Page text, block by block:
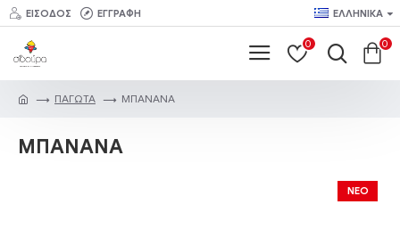
ΕΊΣΟΔΟΣ ΕΓΓΡΑΦΉ ΕΛΛΗΝΙΚΆ
0 0
ΠΑΓΩΤΑ ΜΠΑΝΑΝΑ
ΜΠΑΝΑΝΑ
ΝΕΟ